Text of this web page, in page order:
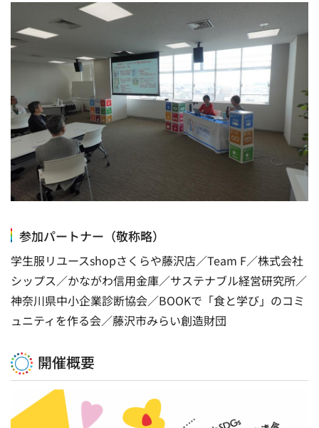
参加パートナー（敬称略）
学生服リユースshopさくらや藤沢店／Team F／株式会社
シップス／かながわ信用金庫／サステナブル経営研究所／
神奈川県中小企業診断協会／BOOKで「食と学び」のコミ
ュニティを作る会／藤沢市みらい創造財団
開催概要